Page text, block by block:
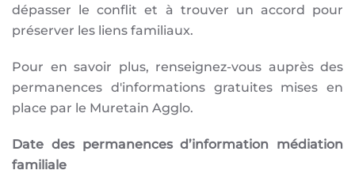
dépasser le conflit et à trouver un accord pour
préserver les liens familiaux.
Pour en savoir plus, renseignez-vous auprès des
permanences d'informations gratuites mises en
place par le Muretain Agglo.
Date des permanences d’information médiation
familiale